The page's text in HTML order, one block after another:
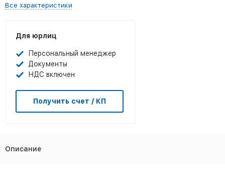
Все характеристики
Для юрлиц
Персональный менеджер
Документы
НДС включен
Получить счет / КП
Описание